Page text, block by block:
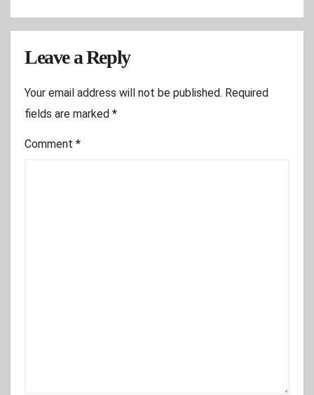
Leave a Reply
Your email address will not be published. Required
fields are marked *
Comment *